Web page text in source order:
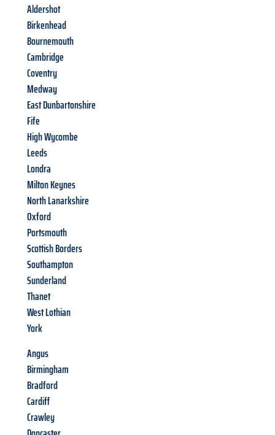
Aldershot
Birkenhead
Bournemouth
Cambridge
Coventry
Medway
East Dunbartonshire
Fife
High Wycombe
Leeds
Londra
Milton Keynes
North Lanarkshire
Oxford
Portsmouth
Scottish Borders
Southampton
Sunderland
Thanet
West Lothian
York
Angus
Birmingham
Bradford
Cardiff
Crawley